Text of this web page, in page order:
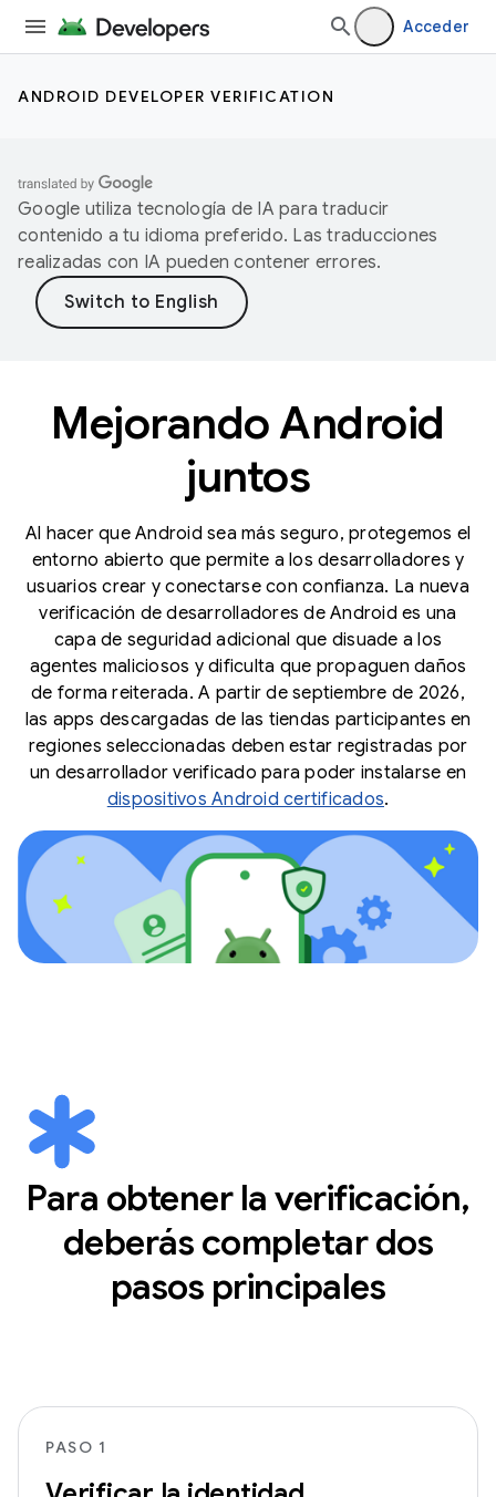
Acceder
ANDROID DEVELOPER VERIFICATION
Google utiliza tecnología de IA para traducir
contenido a tu idioma preferido. Las traducciones
realizadas con IA pueden contener errores.
Mejorando Android
juntos
Al hacer que Android sea más seguro, protegemos el
entorno abierto que permite a los desarrolladores y
usuarios crear y conectarse con confianza. La nueva
verificación de desarrolladores de Android es una
capa de seguridad adicional que disuade a los
agentes maliciosos y dificulta que propaguen daños
de forma reiterada. A partir de septiembre de 2026,
las apps descargadas de las tiendas participantes en
regiones seleccionadas deben estar registradas por
un desarrollador verificado para poder instalarse en
dispositivos Android certificados.
Para obtener la verificación,
deberás completar dos
pasos principales
PASO 1